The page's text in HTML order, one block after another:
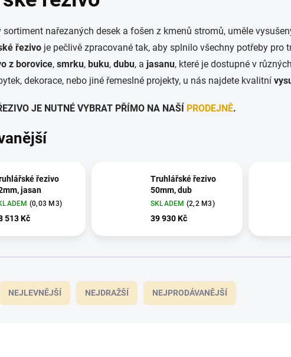
sortiment nařezaných desek a fošen z kmenů stromů, uměle
řezivo je pečlivě zpracované tak, aby splnilo všechny potřeby pro
z borovice, smrku, buku, dubu, a jasanu, které je dostupné v
dekorace, nebo jiné řemeslné projekty, u nás najdete kvalitní
JE NUTNÉ VYBRAT PŘÍMO NA NAŠÍ PRODEJNĚ.
řezivo
jasan
(0,03 M3)
513 Kč
Truhlářské řezivo
50mm, dub
SKLADEM (2,2 M3)
39 930 Kč
NEJLEVNĚJŠÍ NEJDRAŽŠÍ NEJPRODÁVANĚJŠÍ